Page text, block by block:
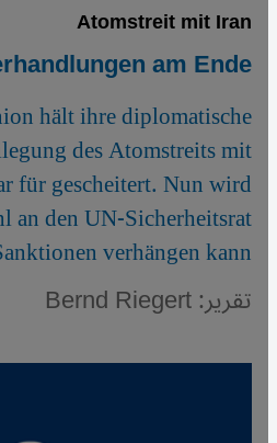
Atomstreit mit Iran
am Ende
hält ihre diplomatische
des Atomstreits mit
für gescheitert. Nun wird
an den UN-Sicherheitsrat
verhängen kann.
تقرير: Bernd Riegert